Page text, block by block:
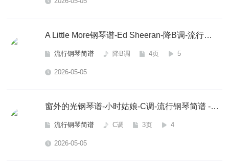
A Little More钢琴谱-Ed Sheeran-降B调-流行钢琴简谱
流行钢琴简谱 降B调 4页 5
2026-05-05
窗外的光钢琴谱-小时姑娘-C调-流行钢琴简谱 - 小
流行钢琴简谱 C调 3页 4
2026-05-05